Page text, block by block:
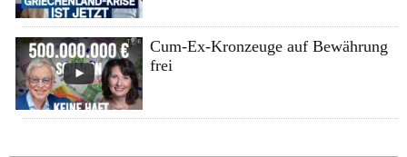
Cum-Ex-Kronzeuge auf Bewährung
frei